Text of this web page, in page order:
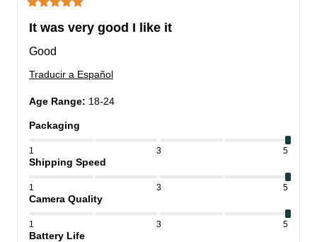
It was very good I like it
Good
Traducir a Español
Age Range: 18-24
Packaging
1 3 5
Shipping Speed
1 3 5
Camera Quality
1 3 5
Battery Life